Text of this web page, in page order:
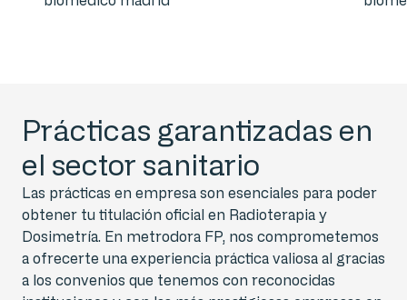
Prácticas garantizadas en
el sector sanitario
Las prácticas en empresa son esenciales para poder
obtener tu titulación oficial en Radioterapia y
Dosimetría. En metrodora FP, nos comprometemos
a ofrecerte una experiencia práctica valiosa al gracias
a los convenios que tenemos con reconocidas